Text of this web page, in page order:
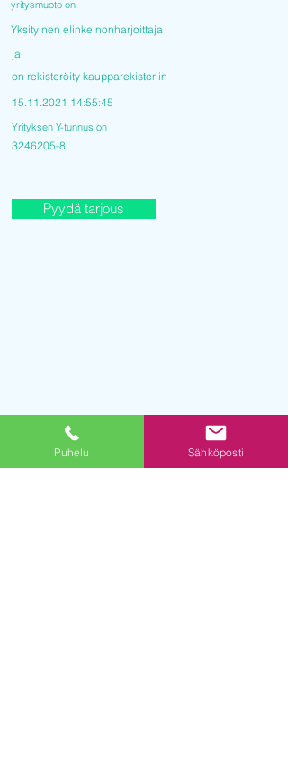
yritysmuoto on
Yksityinen elinkeinonharjoittaja
ja
on rekisteröity kaupparekisteriin
15.11.2021 14:55:45
Yrityksen Y-tunnus on
3246205-8
Pyydä tarjous
Puhelu Sähköposti